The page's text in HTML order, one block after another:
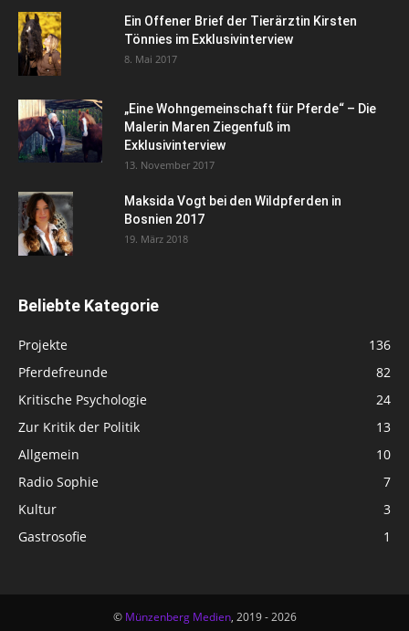
Ein Offener Brief der Tierärztin Kirsten
Tönnies im Exklusivinterview
8. Mai 2017
„Eine Wohngemeinschaft für Pferde“ – Die
Malerin Maren Ziegenfuß im
Exklusivinterview
13. November 2017
Maksida Vogt bei den Wildpferden in
Bosnien 2017
19. März 2018
Beliebte Kategorie
Projekte
136
Pferdefreunde
82
Kritische Psychologie
24
Zur Kritik der Politik
13
Allgemein
10
Radio Sophie
7
Kultur
3
Gastrosofie
1
© Münzenberg Medien, 2019 - 2026